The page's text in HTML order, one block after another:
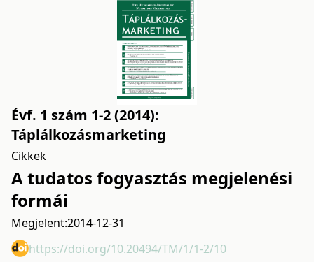
Évf. 1 szám 1-2 (2014):
Táplálkozásmarketing
Cikkek
A tudatos fogyasztás megjelenési
formái
Megjelent:2014-12-31
https://doi.org/10.20494/TM/1/1-2/10